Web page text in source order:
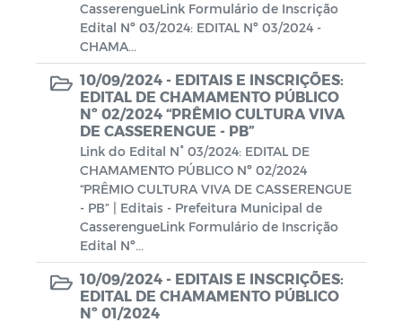
CasserengueLink Formulário de Inscrição
Edital Nº 03/2024: EDITAL Nº 03/2024 -
CHAMA...
10/09/2024 - EDITAIS E INSCRIÇÕES:
EDITAL DE CHAMAMENTO PÚBLICO
Nº 02/2024 “PRÊMIO CULTURA VIVA
DE CASSERENGUE - PB”
Link do Edital N° 03/2024: EDITAL DE
CHAMAMENTO PÚBLICO Nº 02/2024
“PRÊMIO CULTURA VIVA DE CASSERENGUE
- PB” | Editais - Prefeitura Municipal de
CasserengueLink Formulário de Inscrição
Edital Nº...
10/09/2024 - EDITAIS E INSCRIÇÕES:
EDITAL DE CHAMAMENTO PÚBLICO
Nº 01/2024